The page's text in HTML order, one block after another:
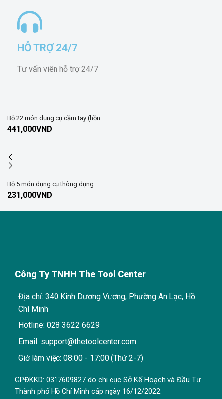
HỖ TRỢ 24/7
Tư vấn viên hỗ trợ 24/7
Bộ 22 món dụng cụ cầm tay (hồn...
441,000VND
Bộ 5 món dụng cụ thông dụng
231,000VND
Công Ty TNHH The Tool Center
Địa chỉ: 340 Kinh Dương Vương, Phường An Lạc, Hồ
Chí Minh
Hotline: 028 3622 6629
Email: support@thetoolcenter.com
Giờ làm việc: 08:00 - 17:00 (Thứ 2-7)
GPĐKKD: 0317609827 do chi cục Sở Kế Hoạch và Đầu Tư
Thành phố Hồ Chí Minh cấp ngày 16/12/2022.